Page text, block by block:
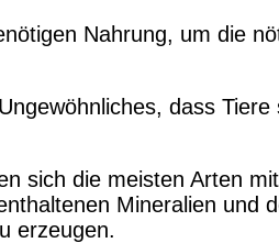
Nahrung, um die
dass
sich die meisten Arten
Mineralien und
erzeugen.